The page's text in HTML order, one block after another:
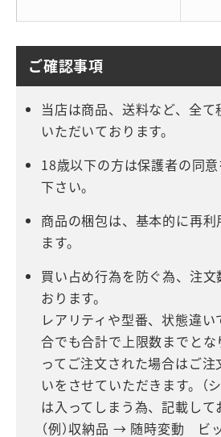
ご確認事項
当店は商品、送料など、全て
いただいております。
18歳以下の方は保護者の同
下さい。
商品の梱包は、基本的に再利
ます。
買い占め行為を防ぐ為、注
おります。
レアリティや型番、状態違
合でも合計で上限数までと
ってご注文された場合はご
いをさせていただきます。（
は入ってしまう為、記載して
（例）収納品 → 随時変動 ビ